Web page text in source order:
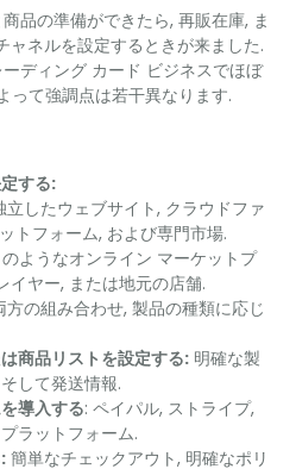
品の準備ができたら, 再販在庫, ま
ネルを設定するときが来ました.
ディング カード ビジネスでほぼ
って強調点は若干異なります.
する:
立したウェブサイト, クラウドファ
トフォーム, および専門市場.
ようなオンライン マーケットプ
イヤー, または地元の店舗.
方の組み合わせ, 製品の種類に応じ
商品リストを設定する: 明確な製
して発送情報.
導入する: ペイパル, ストライプ,
ラットフォーム.
簡単なチェックアウト, 明確なポリ